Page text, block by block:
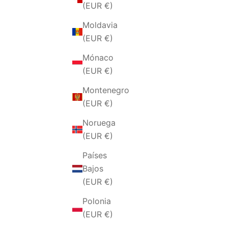
(EUR €)
Moldavia
(EUR €)
Mónaco
(EUR €)
Montenegro
(EUR €)
Noruega
(EUR €)
Países
Bajos
(EUR €)
Polonia
(EUR €)
ANCORA SCUDO
PRECIO DE OFERTA
€39,00 EUR